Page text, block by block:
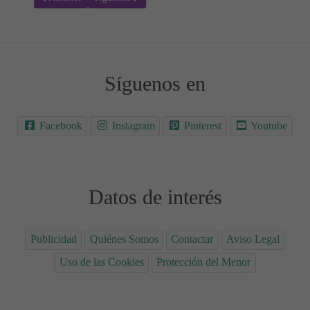
Síguenos en
Facebook Instagram Pinterest Youtube
Datos de interés
Publicidad Quiénes Somos Contactar
Aviso Legal
Uso de las Cookies
Protección del Menor